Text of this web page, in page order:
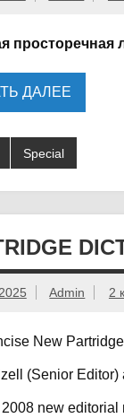
просторечная
ДАЛЕЕ
Special
Admin 2
New
(Senior Editor)
new editorial